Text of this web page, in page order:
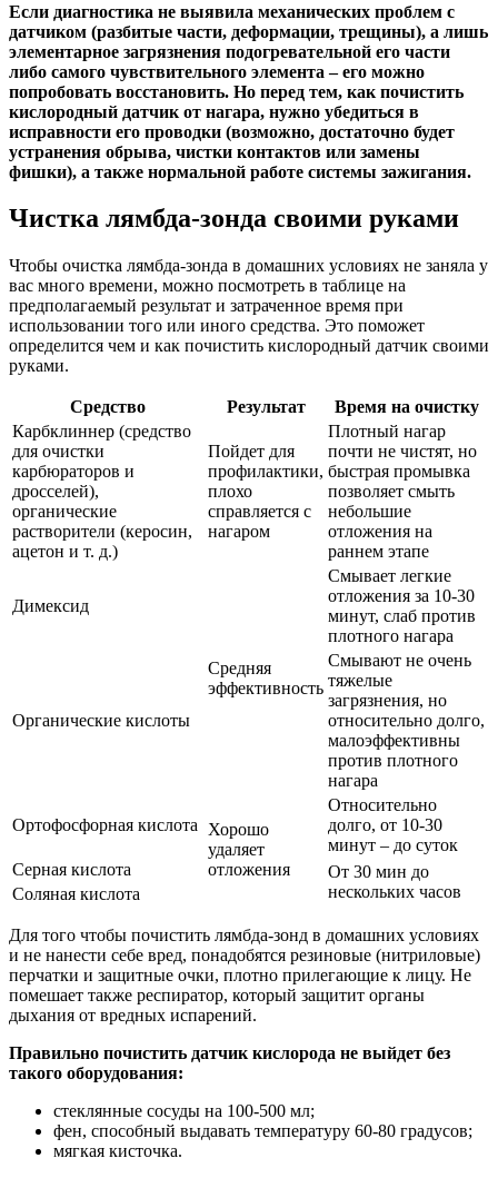
Если диагностика не выявила механических проблем с
датчиком (разбитые части, деформации, трещины), а лишь
элементарное загрязнения подогревательной его части
либо самого чувствительного элемента – его можно
попробовать восстановить. Но перед тем, как почистить
кислородный датчик от нагара, нужно убедиться в
исправности его проводки (возможно, достаточно будет
устранения обрыва, чистки контактов или замены
фишки), а также нормальной работе системы зажигания.
Чистка лямбда-зонда своими руками
Чтобы очистка лямбда-зонда в домашних условиях не заняла у
вас много времени, можно посмотреть в таблице на
предполагаемый результат и затраченное время при
использовании того или иного средства. Это поможет
определится чем и как почистить кислородный датчик своими
руками.
Средство Результат
Время на очистку
Карбклиннер (средство
для очистки
карбюраторов и
дросселей),
органические
растворители (керосин,
ацетон и т. д.)
Пойдет для
профилактики,
плохо
справляется с
нагаром
Плотный нагар
почти не чистят, но
быстрая промывка
позволяет смыть
небольшие
отложения на
раннем этапе
Димексид
Средняя
эффективность
Смывает легкие
отложения за 10-30
минут, слаб против
плотного нагара
Органические кислоты
Смывают не очень
тяжелые
загрязнения, но
относительно долго,
малоэффективны
против плотного
нагара
Ортофосфорная кислота
Хорошо
удаляет
отложения
Относительно
долго, от 10-30
минут – до суток
Серная кислота
От 30 мин до
нескольких часов
Соляная кислота
Для того чтобы почистить лямбда-зонд в домашних условиях
и не нанести себе вред, понадобятся резиновые (нитриловые)
перчатки и защитные очки, плотно прилегающие к лицу. Не
помешает также респиратор, который защитит органы
дыхания от вредных испарений.
Правильно почистить датчик кислорода не выйдет без
такого оборудования:
стеклянные сосуды на 100-500 мл;
фен, способный выдавать температуру 60-80 градусов;
мягкая кисточка.